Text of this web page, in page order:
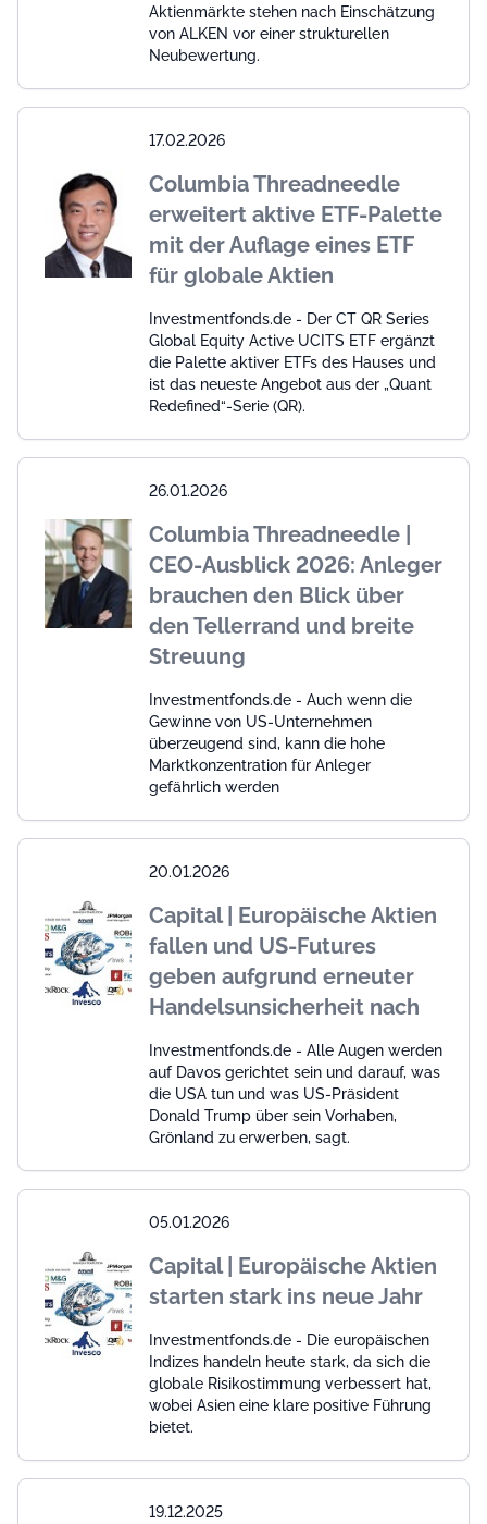
Aktienmärkte stehen nach Einschätzung
von ALKEN vor einer strukturellen
Neubewertung.
17.02.2026
Columbia Threadneedle
erweitert aktive ETF-Palette
mit der Auflage eines ETF
für globale Aktien
Investmentfonds.de - Der CT QR Series
Global Equity Active UCITS ETF ergänzt
die Palette aktiver ETFs des Hauses und
ist das neueste Angebot aus der „Quant
Redefined“-Serie (QR).
26.01.2026
Columbia Threadneedle |
CEO-Ausblick 2026: Anleger
brauchen den Blick über
den Tellerrand und breite
Streuung
Investmentfonds.de - Auch wenn die
Gewinne von US-Unternehmen
überzeugend sind, kann die hohe
Marktkonzentration für Anleger
gefährlich werden
20.01.2026
Capital | Europäische Aktien
fallen und US-Futures
geben aufgrund erneuter
Handelsunsicherheit nach
Investmentfonds.de - Alle Augen werden
auf Davos gerichtet sein und darauf, was
die USA tun und was US-Präsident
Donald Trump über sein Vorhaben,
Grönland zu erwerben, sagt.
05.01.2026
Capital | Europäische Aktien
starten stark ins neue Jahr
Investmentfonds.de - Die europäischen
Indizes handeln heute stark, da sich die
globale Risikostimmung verbessert hat,
wobei Asien eine klare positive Führung
bietet.
19.12.2025